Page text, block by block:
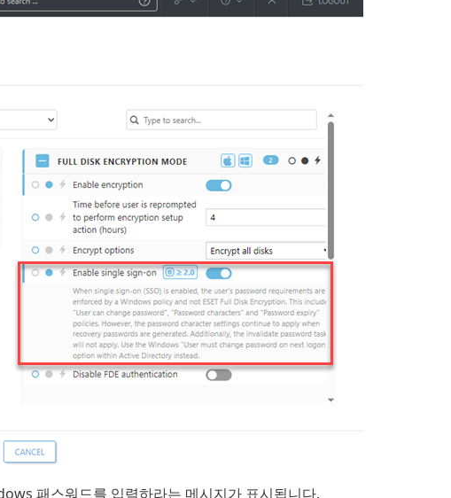
패스워드를 입력하라는 메시지가 표시됩니다.